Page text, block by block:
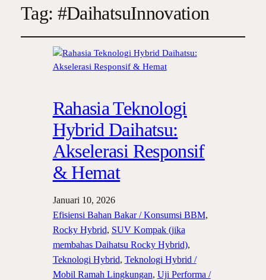
Tag: #DaihatsuInnovation
Rahasia Teknologi
Hybrid Daihatsu:
Akselerasi Responsif
& Hemat
Januari 10, 2026
Efisiensi Bahan Bakar / Konsumsi BBM
Rocky Hybrid, SUV Kompak (jika
membahas Daihatsu Rocky Hybrid)
Teknologi Hybrid, Teknologi Hybrid /
Mobil Ramah Lingkungan, Uji Performa /